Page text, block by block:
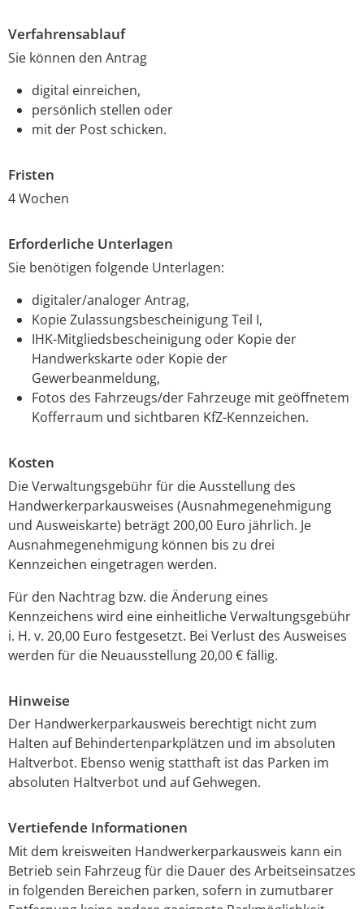
Verfahrensablauf
Sie können den Antrag
digital einreichen,
persönlich stellen oder
mit der Post schicken.
Fristen
4 Wochen
Erforderliche Unterlagen
Sie benötigen folgende Unterlagen:
digitaler/analoger Antrag,
Kopie Zulassungsbescheinigung Teil I,
IHK-Mitgliedsbescheinigung oder Kopie der
Handwerkskarte oder Kopie der
Gewerbeanmeldung,
Fotos des Fahrzeugs/der Fahrzeuge mit geöffnetem
Kofferraum und sichtbaren KfZ-Kennzeichen.
Kosten
Die Verwaltungsgebühr für die Ausstellung des
Handwerkerparkausweises (Ausnahmegenehmigung
und Ausweiskarte) beträgt 200,00 Euro jährlich. Je
Ausnahmegenehmigung können bis zu drei
Kennzeichen eingetragen werden.
Für den Nachtrag bzw. die Änderung eines
Kennzeichens wird eine einheitliche Verwaltungsgebühr
i. H. v. 20,00 Euro festgesetzt. Bei Verlust des Ausweises
werden für die Neuausstellung 20,00 € fällig.
Hinweise
Der Handwerkerparkausweis berechtigt nicht zum
Halten auf Behindertenparkplätzen und im absoluten
Haltverbot. Ebenso wenig statthaft ist das Parken im
absoluten Haltverbot und auf Gehwegen.
Vertiefende Informationen
Mit dem kreisweiten Handwerkerparkausweis kann ein
Betrieb sein Fahrzeug für die Dauer des Arbeitseinsatzes
in folgenden Bereichen parken, sofern in zumutbarer